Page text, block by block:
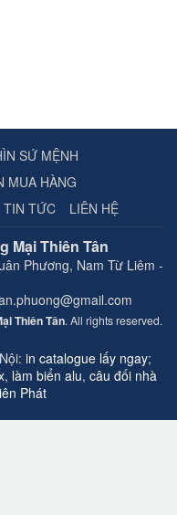
SỨ MỆNH
MUA HÀNG
TIN TỨC LIÊN HỆ
Mại Thiên Tân
Phương, Nam Từ Liêm -
Thiên Tân. All rights reserved.
in catalogue lấy ngay;
, làm biển alu, câu đối nhà
Phát